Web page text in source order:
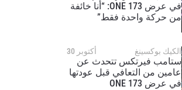
في عرض ONE 173: “أنا خائفة
من حركة واحدة فقط”
الكيك بوكسينغ أكتوبر 30
ستامب فيرتكس تتحدث عن
عامين من التعافي قبل عودتها
في عرض ONE 173